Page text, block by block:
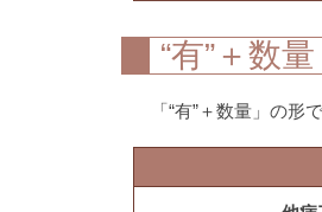
“有”＋数量
「“有”＋数量」の形